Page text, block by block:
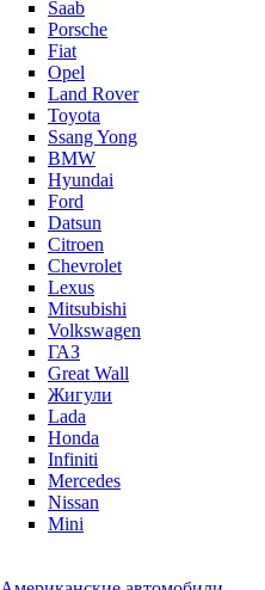
Saab
Porsche
Fiat
Opel
Land Rover
Toyota
Ssang Yong
BMW
Hyundai
Ford
Datsun
Citroen
Chevrolet
Lexus
Mitsubishi
Volkswagen
ГАЗ
Great Wall
Жигули
Lada
Honda
Infiniti
Mercedes
Nissan
Mini